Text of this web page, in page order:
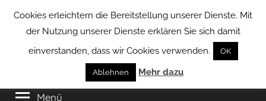
Menü
Cookies erleichtern die Bereitstellung unserer Dienste. Mit
der Nutzung unserer Dienste erklären Sie sich damit
einverstanden, dass wir Cookies verwenden.
OK
Ablehnen Mehr dazu